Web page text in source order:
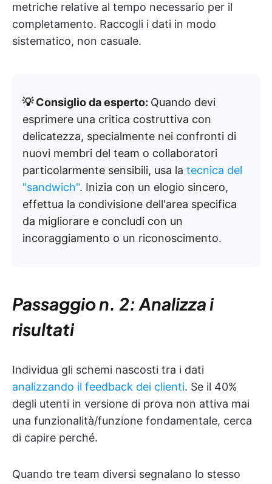
metriche relative al tempo necessario per il
completamento. Raccogli i dati in modo
sistematico, non casuale.
💡 Consiglio da esperto: Quando devi
esprimere una critica costruttiva con
delicatezza, specialmente nei confronti di
nuovi membri del team o collaboratori
particolarmente sensibili, usa la tecnica del
"sandwich". Inizia con un elogio sincero,
effettua la condivisione dell'area specifica
da migliorare e concludi con un
incoraggiamento o un riconoscimento.
Passaggio n. 2: Analizza i
risultati
Individua gli schemi nascosti tra i dati
analizzando il feedback dei clienti. Se il 40%
degli utenti in versione di prova non attiva mai
una funzionalità/funzione fondamentale, cerca
di capire perché.
Quando tre team diversi segnalano lo stesso